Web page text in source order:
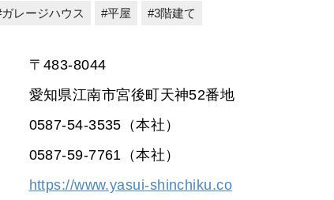
ガレージハウス 平屋 3階建て
〒483-8044
愛知県江南市宮後町天神52番地
0587-54-3535（本社）
0587-59-7761（本社）
https://www.yasui-shinchiku.co